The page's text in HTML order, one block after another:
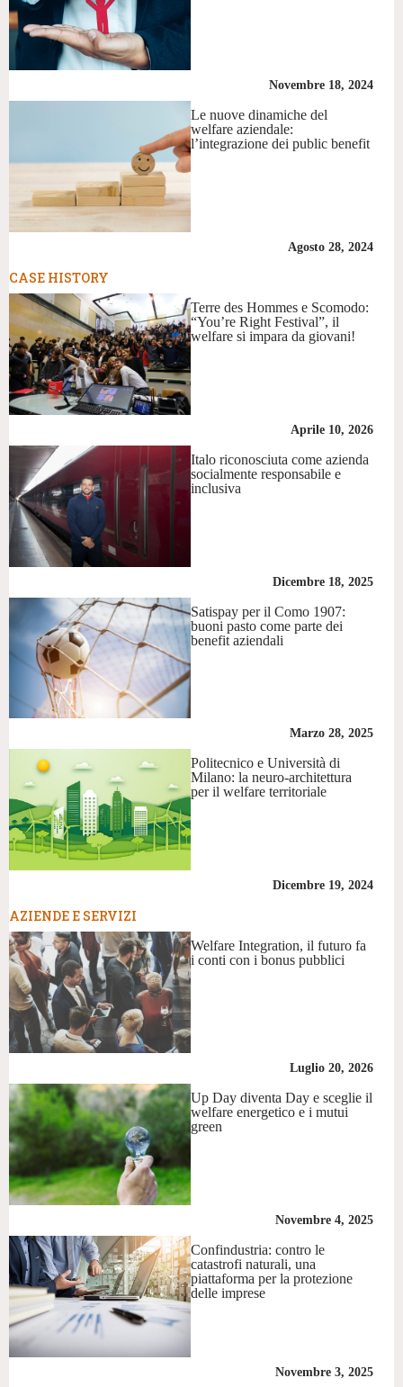
Novembre 18, 2024
Le nuove dinamiche del
welfare aziendale:
l’integrazione dei public benefit
Agosto 28, 2024
CASE HISTORY
Terre des Hommes e Scomodo:
“You’re Right Festival”, il
welfare si impara da giovani!
Aprile 10, 2026
Italo riconosciuta come azienda
socialmente responsabile e
inclusiva
Dicembre 18, 2025
Satispay per il Como 1907:
buoni pasto come parte dei
benefit aziendali
Marzo 28, 2025
Politecnico e Università di
Milano: la neuro-architettura
per il welfare territoriale
Dicembre 19, 2024
AZIENDE E SERVIZI
Welfare Integration, il futuro fa
i conti con i bonus pubblici
Luglio 20, 2026
Up Day diventa Day e sceglie il
welfare energetico e i mutui
green
Novembre 4, 2025
Confindustria: contro le
catastrofi naturali, una
piattaforma per la protezione
delle imprese
Novembre 3, 2025